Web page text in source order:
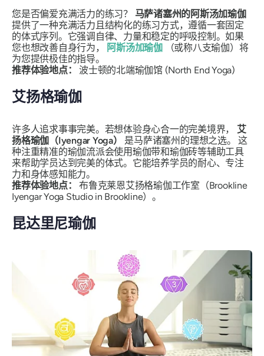
您是否偏爱充满活力的练习？ 马萨诸塞州的阿斯汤加瑜伽
提供了一种充满活力且结构化的练习方式，遵循一套固定
的体式序列。它强调自律、力量和稳定的呼吸控制。如果
您也想改善自身行为，
阿斯汤加瑜伽
（或称八支瑜伽）将
为您提供极佳的指导。
推荐体验地点：
波士顿的北端瑜伽馆 (North End Yoga)
艾扬格瑜伽
许多人追求事事完美。若想体验身心合一的完美境界， 艾
扬格瑜伽（Iyengar Yoga） 是马萨诸塞州的理想之选。
这
种注重精准的瑜伽流派会使用瑜伽带和瑜伽砖等辅助工具
来帮助学员达到完美的体式。它能培养学员的耐心、专注
力和身体感知能力。
推荐体验地点：
布鲁克莱恩艾扬格瑜伽工作室（Brookline
Iyengar Yoga Studio in Brookline）。
昆达里尼瑜伽